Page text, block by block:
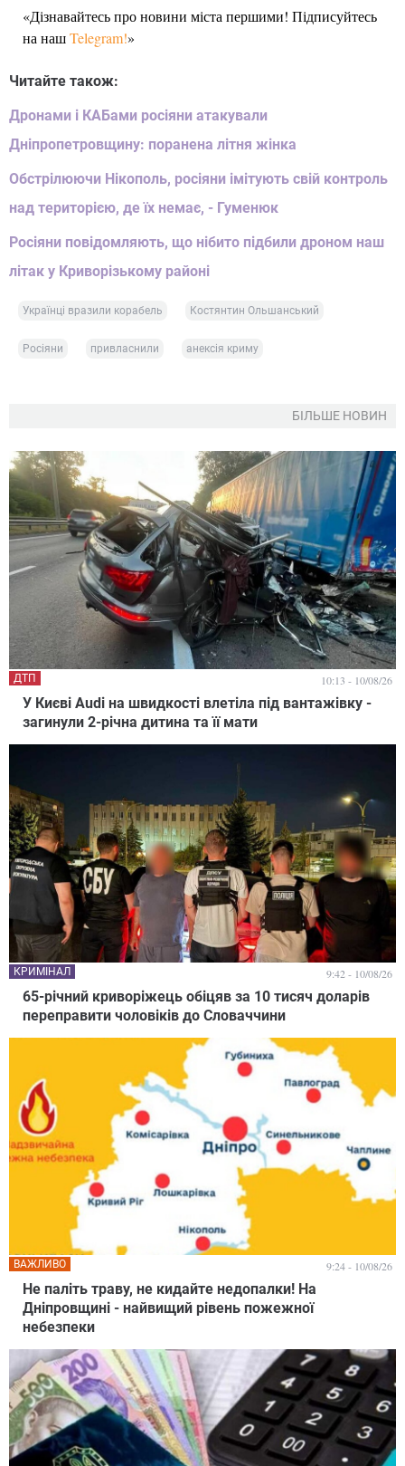
«Дізнавайтесь про новини міста першими! Підписуйтесь
на нашTelegram!»
Читайте також:
Дронами і КАБами росіяни атакували
Дніпропетровщину: поранена літня жінка
Обстрілюючи Нікополь, росіяни імітують свій контроль
над територією, де їх немає, - Гуменюк
Росіяни повідомляють, що нібито підбили дроном наш
літак у Криворізькому районі
Українці вразили корабель Костянтин Ольшанський
Росіяни привласнили анексія криму
БІЛЬШЕ НОВИН
У Києві Audi на швидкості влетіла під вантажівку -
загинули 2-річна дитина та її мати
ДТП 10:13 - 10/08/26
65-річний криворіжець обіцяв за 10 тисяч доларів
переправити чоловіків до Словаччини
КРИМІНАЛ 9:42 - 10/08/26
Не паліть траву, не кидайте недопалки! На
Дніпровщині - найвищий рівень пожежної
небезпеки
ВАЖЛИВО 9:24 - 10/08/26